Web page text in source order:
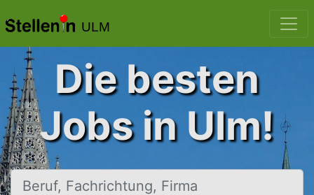
ULM
Die besten
Jobs in Ulm!
Beruf, Fachrichtung, Firma